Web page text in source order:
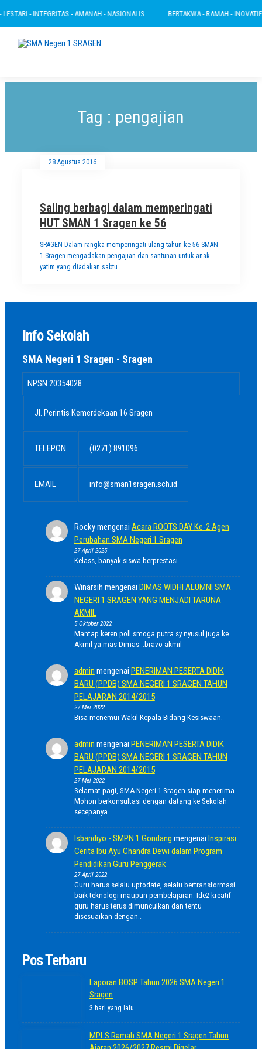
- INTEGRITAS - AMANAH - NASIONALIS BERTAKWA - RAMAH -
Tag : pengajian
28 Agustus 2016
Saling berbagi dalam memperingati
HUT SMAN 1 Sragen ke 56
SRAGEN-Dalam rangka memperingati ulang tahun ke 56 SMAN
1 Sragen mengadakan pengajian dan santunan untuk anak
yatim yang diadakan sabtu..
Info Sekolah
SMA Negeri 1 Sragen - Sragen
NPSN 20354028
Jl. Perintis Kemerdekaan 16 Sragen
TELEPON (0271) 891096
EMAIL info@sman1sragen.sch.id
Rockymengenai Acara ROOTS DAY Ke-2 Agen
Perubahan SMA Negeri 1 Sragen
27 April 2025
Kelass, banyak siswa berprestasi
Winarsih mengenai DIMAS WIDHI ALUMNI SMA
NEGERI 1 SRAGEN YANG MENJADI TARUNA
AKMIL
5 Oktober 2022
Mantap keren poll smoga putra sy nyusul juga ke
Akmil ya mas Dimas...bravo akmil
admin mengenai PENERIMAN PESERTA DIDIK
BARU (PPDB) SMA NEGERI 1 SRAGEN TAHUN
PELAJARAN 2014/2015
27 Mei 2022
Bisa menemui Wakil Kepala Bidang Kesiswaan.
admin mengenai PENERIMAN PESERTA DIDIK
BARU (PPDB) SMA NEGERI 1 SRAGEN TAHUN
PELAJARAN 2014/2015
27 Mei 2022
Selamat pagi, SMA Negeri 1 Sragen siap menerima.
Mohon berkonsultasi dengan datang ke Sekolah
secepanya.
Isbandiyo - SMPN 1 Gondang mengenai Inspirasi
Cerita Ibu Ayu Chandra Dewi dalam Program
Pendidikan Guru Penggerak
27 April 2022
Guru harus selalu uptodate, selalu bertransformasi
baik teknologi maupun pembelajaran. Ide2 kreatif
guru harus terus dimunculkan dan tentu
disesuaikan dengan…
Pos Terbaru
Laporan BOSP Tahun 2026 SMA Negeri 1
Sragen
3 hari yang lalu
MPLS Ramah SMA Negeri 1 Sragen Tahun